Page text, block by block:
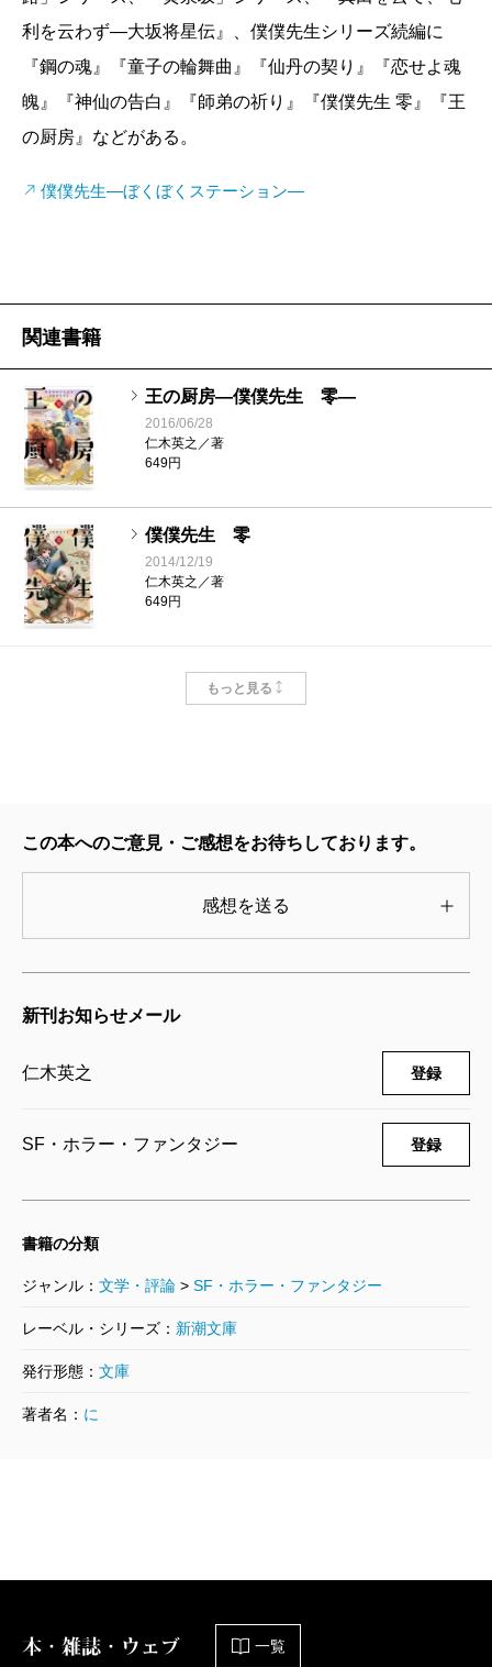
利を云わず―大坂将星伝』、僕僕先生シリーズ続編に
『鋼の魂』『童子の輪舞曲』『仙丹の契り』『恋せよ魂
魄』『神仙の告白』『師弟の祈り』『僕僕先生 零』『王
の厨房』などがある。
僕僕先生―ぼくぼくステーション―
関連書籍
王の厨房―僕僕先生 零―
2016/06/28
仁木英之／著
649円
僕僕先生 零
2014/12/19
仁木英之／著
649円
師弟の祈り 旅路の果てに―僕僕先生―
2020/12/23
2020/12/23
2018/05/29
649円
仁木英之／著
781円
仁木英之／著
572円
胡蝶の失くし物―僕僕先生―
もっと見る
この本へのご意見・ご感想をお待ちしております。
感想を送る
新刊お知らせメール
仁木英之 登録
SF・ホラー・ファンタジー 登録
書籍の分類
ジャンル： 文学・評論 > SF・ホラー・ファンタジー
レーベル・シリーズ： 新潮文庫
発行形態： 文庫
著者名： に
本・雑誌・ウェブ 一覧